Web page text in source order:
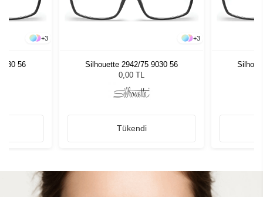
+3
56
+3
Silhouette 2942/75 9030 56
0,00 TL
Tükendi